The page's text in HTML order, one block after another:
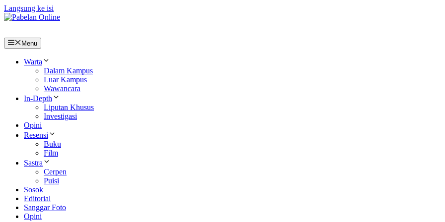
Langsung ke isi
Menu
Warta
Dalam Kampus
Luar Kampus
Wawancara
In-Depth
Liputan Khusus
Investigasi
Opini
Resensi
Buku
Film
Sastra
Cerpen
Puisi
Sosok
Editorial
Sanggar Foto
Opini